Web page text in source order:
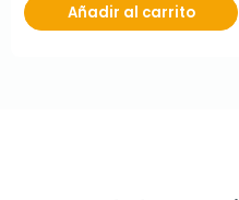
Añadir al carrito